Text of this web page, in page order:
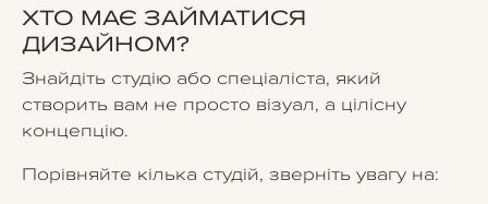
ХТО МАЄ ЗАЙМАТИСЯ
ДИЗАЙНОМ?
Знайдіть студію або спеціаліста, який
створить вам не просто візуал, а цілісну
концепцію.
Порівняйте кілька студій, зверніть увагу на: